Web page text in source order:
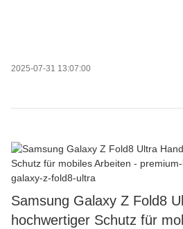
2025-07-31 13:07:00
Samsung Galaxy Z Fold8
hochwertiger Schutz für